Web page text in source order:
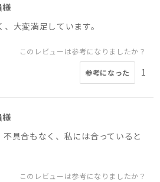
様
大変満足しています。
このレビューは参考になりましたか？
参考になった 1
様
具合もなく、私には合っていると
このレビューは参考になりましたか？